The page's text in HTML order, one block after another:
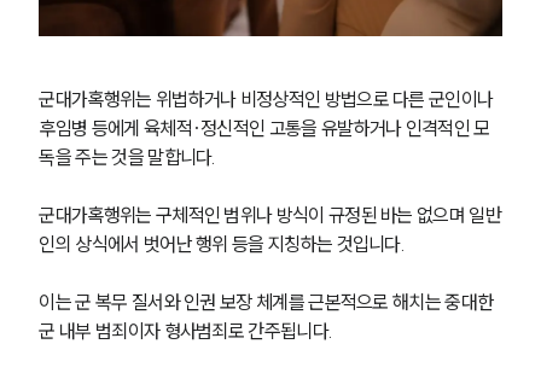
군대가혹행위는 위법하거나 비정상적인 방법으로 다른 군인이나
후임병 등에게 육체적·정신적인 고통을 유발하거나 인격적인 모
독을 주는 것을 말합니다.
군대가혹행위는 구체적인 범위나 방식이 규정된 바는 없으며 일반
인의 상식에서 벗어난 행위 등을 지칭하는 것입니다.
이는 군 복무 질서와 인권 보장 체계를 근본적으로 해치는 중대한
군 내부 범죄이자 형사범죄로 간주됩니다.